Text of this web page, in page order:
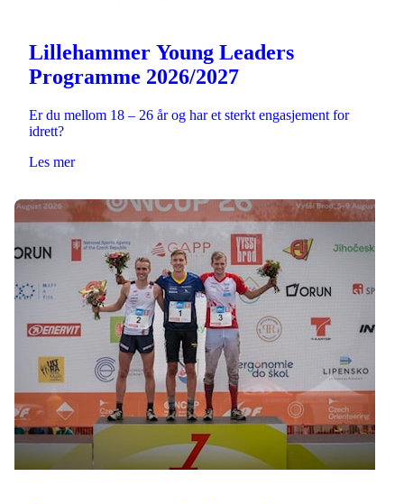
Lillehammer Young Leaders
Programme 2026/2027
Er du mellom 18 – 26 år og har et sterkt engasjement for
idrett?
Les mer